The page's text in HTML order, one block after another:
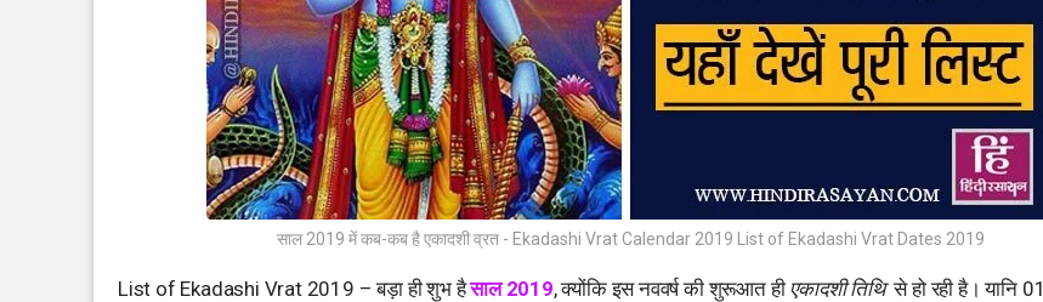
साल 2019 में कब-कब है एकादशी व्रत - Ekadashi Vrat Calendar 2019 List of Ekadashi Vrat Dates 2019
List of Ekadashi Vrat 2019 – बड़ा ही शुभ हैसाल 2019, क्योंकि इस नववर्ष की शुरूआत ही एकादशी तिथिसे हो रही है। यानि 01